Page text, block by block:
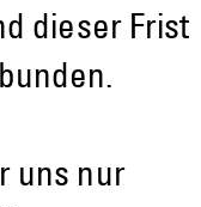
dieser Frist
uns nur